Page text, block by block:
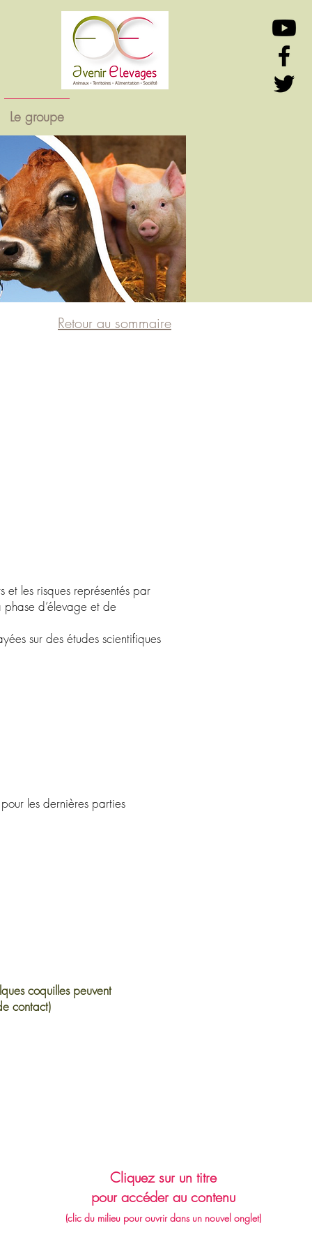
Le groupe
Retour au sommaire
et les risques représentés par
phase d’élevage et de
sur des études scientifiques
les dernières parties
coquilles peuvent
contact)
Cliquez sur un titre
pour accéder au contenu
(clic du milieu pour ouvrir dans un nouvel onglet)